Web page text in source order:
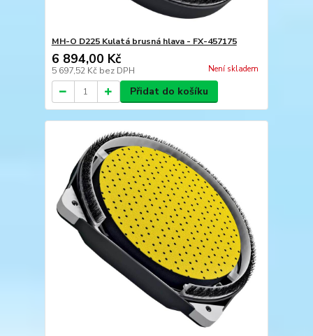
MH-O D225 Kulatá brusná hlava - FX-457175
6 894,00 Kč
5 697,52 Kč bez DPH Není skladem
Přidat do košíku